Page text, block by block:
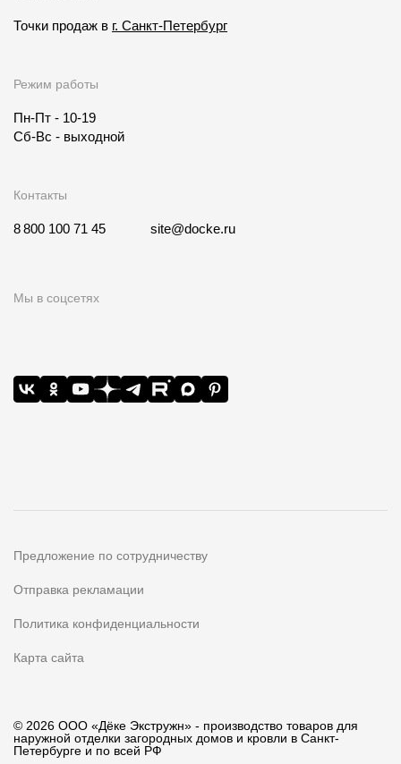
Точки продаж в г. Санкт-Петербург
Режим работы
Пн-Пт - 10-19
Сб-Вс - выходной
Контакты
8 800 100 71 45 site@docke.ru
Мы в соцсетях
Предложение по сотрудничеству
Отправка рекламации
Политика конфиденциальности
Карта сайта
© 2026 ООО «Дёке Экстружн» - производство товаров для
наружной отделки загородных домов и кровли в Санкт-
Петербурге и по всей РФ